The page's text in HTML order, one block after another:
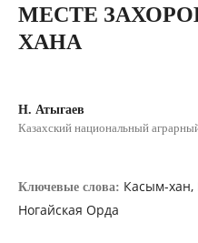
МЕСТЕ
ХАНА
Н. Атыгаев
Казахский национальный
Ключевые слова: Касым-хан,
Ногайская Орда